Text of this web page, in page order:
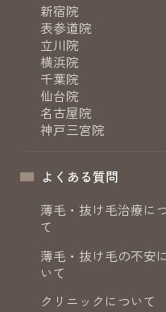
新宿院
表参道院
立川院
横浜院
千葉院
仙台院
名古屋院
神戸三宮院
よくある質問
薄毛・抜け毛治療に
て
薄毛・抜け毛の不安
いて
クリニックについて